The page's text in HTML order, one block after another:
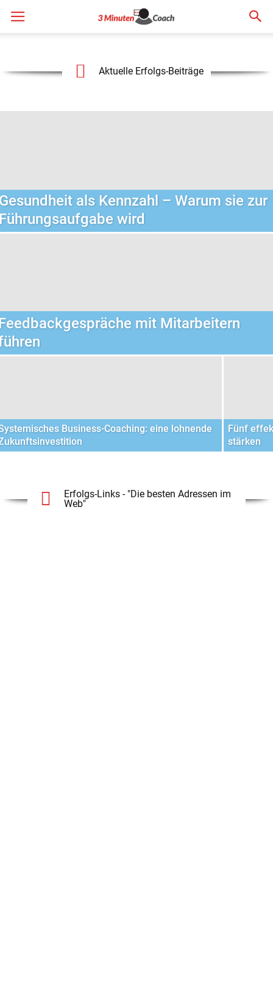
Aktuelle Erfolgs-Beiträge
als Kennzahl – Warum sie zur
wird
mit Mitarbeitern
Business-Coaching: eine lohnende
Fünf
stärken
Erfolgs-Links - "Die besten Adressen im
Web"